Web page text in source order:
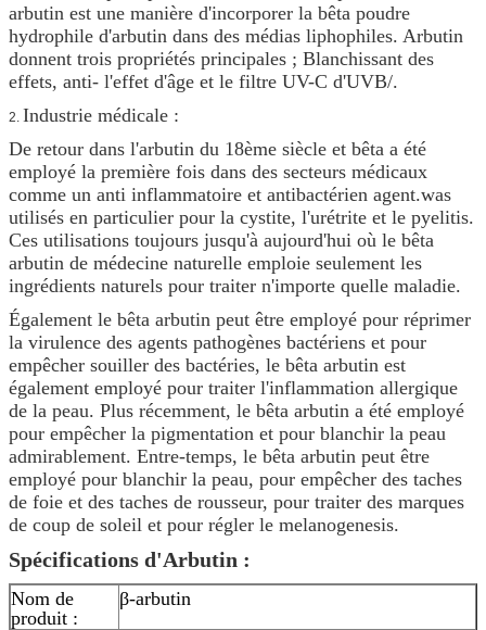
arbutin est une manière d'incorporer la bêta poudre
hydrophile d'arbutin dans des médias liphophiles. Arbutin
donnent trois propriétés principales ; Blanchissant des
effets, anti- l'effet d'âge et le filtre UV-C d'UVB/.
2. Industrie médicale :
De retour dans l'arbutin du 18ème siècle et bêta a été
employé la première fois dans des secteurs médicaux
comme un anti inflammatoire et antibactérien agent.was
utilisés en particulier pour la cystite, l'urétrite et le pyelitis.
Ces utilisations toujours jusqu'à aujourd'hui où le bêta
arbutin de médecine naturelle emploie seulement les
ingrédients naturels pour traiter n'importe quelle maladie.
Également le bêta arbutin peut être employé pour réprimer
la virulence des agents pathogènes bactériens et pour
empêcher souiller des bactéries, le bêta arbutin est
également employé pour traiter l'inflammation allergique
de la peau. Plus récemment, le bêta arbutin a été employé
pour empêcher la pigmentation et pour blanchir la peau
admirablement. Entre-temps, le bêta arbutin peut être
employé pour blanchir la peau, pour empêcher des taches
de foie et des taches de rousseur, pour traiter des marques
de coup de soleil et pour régler le melanogenesis.
Spécifications d'Arbutin :
Nom de
produit :
β-arbutin